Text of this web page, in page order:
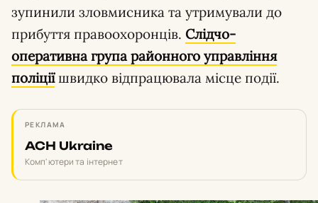
зупинили зловмисника та утримували до
прибуття правоохоронців. Слідчо-
оперативна група районного управління
поліціїшвидко відпрацювала місце події.
РЕКЛАМА
ACH Ukraine
Комп'ютери та інтернет